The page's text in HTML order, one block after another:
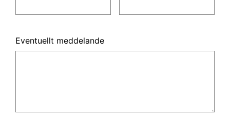
Eventuellt meddelande